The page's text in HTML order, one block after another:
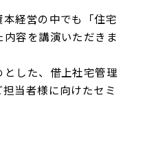
経営の中でも「住宅
容を講演いただきま
した、借上社宅管理
当者様に向けたセミ